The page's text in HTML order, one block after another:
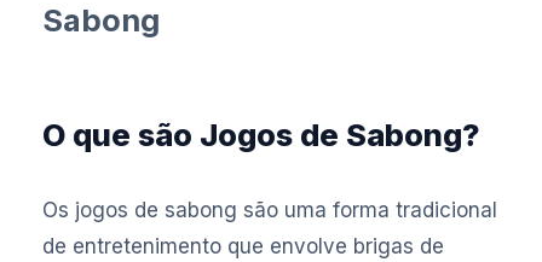
Sabong
O que são Jogos de Sabong?
Os jogos de sabong são uma forma tradicional
de entretenimento que envolve brigas de